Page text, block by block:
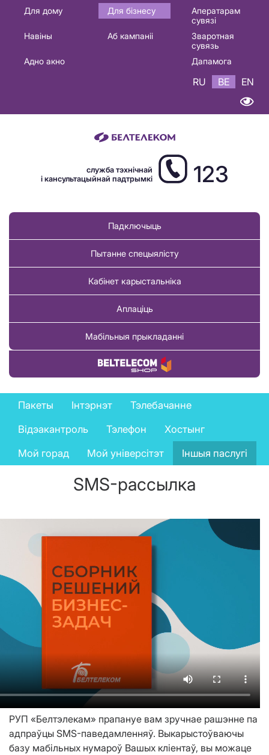
Основная
навигация
Для дому Для бізнесу
Аператарам
сувязі
Навіны
Аб кампаніі
Зваротная
сувязь
Адно акно
Дапамога
RU BE EN
служба тэхнічнай
і кансультацыйнай падтрымкі
123
Падключыць
Пытанне спецыялісту
Кабінет карыстальніка
Аплаціць
Мабільныя прыкладанні
Купіць тавар
Business
services
menu
Пакеты Інтэрнэт
Тэлебачанне
Відэакантроль
Тэлефон
Хостынг
Мой горад
Мой універсітэт Іншыя паслугі
SMS-рассылка
РУП «Белтэлекам» прапануе вам зручнае рашэнне па
адпраўцы SMS-паведамленняў. Выкарыстоўваючы
базу мабільных нумароў Вашых кліентаў, вы можаце